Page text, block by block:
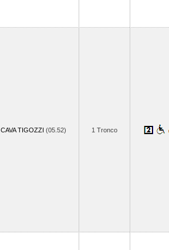
CAVA TIGOZZI (05.52) 1 Tronco